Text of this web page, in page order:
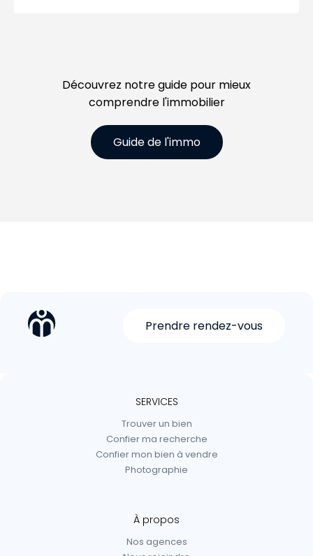
Découvrez notre guide pour mieux
comprendre l'immobilier
Guide de l'immo
Prendre rendez-vous
SERVICES
Trouver un bien
Confier ma recherche
Confier mon bien à vendre
Photographie
À propos
Nos agences